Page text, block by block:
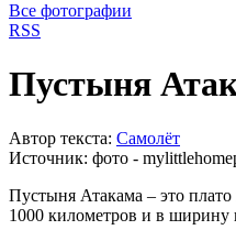
Все фотографии
RSS
Пустыня
Автор текста: Самолёт
Источник: фото -
Пустыня Атакама – это
1000 километров и в